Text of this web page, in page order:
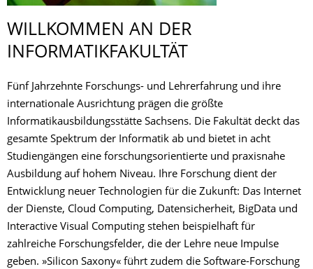
WILLKOMMEN AN DER
INFORMATIKFA­KULTÄT
Fünf Jahrzehnte Forschungs- und Lehrerfahrung und ihre
internationale Ausrichtung prägen die größte
Informatikausbildungsstätte Sachsens. Die Fakultät deckt das
gesamte Spektrum der Informatik ab und bietet in acht
Studiengängen eine forschungsorientierte und praxisnahe
Ausbildung auf hohem Niveau. Ihre Forschung dient der
Entwicklung neuer Technologien für die Zukunft: Das Internet
der Dienste, Cloud Computing, Datensicherheit, BigData und
Interactive Visual Computing stehen beispielhaft für
zahlreiche Forschungsfelder, die der Lehre neue Impulse
geben. »Silicon Saxony« führt zudem die Software-Forschung